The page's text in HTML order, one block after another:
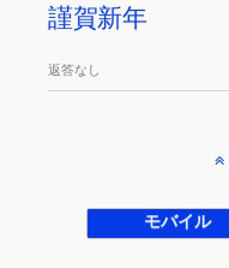
謹賀新年
返答なし
モバイル